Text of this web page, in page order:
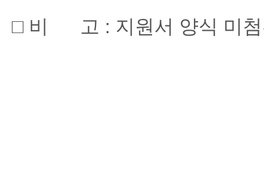
□ 비 고 : 지원서 양식 미첨